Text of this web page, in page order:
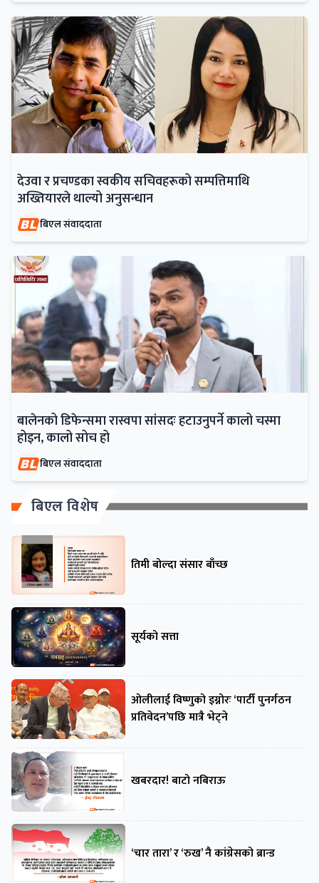
देउवा र प्रचण्डका स्वकीय सचिवहरूको सम्पत्तिमाथि
अख्तियारले थाल्यो अनुसन्धान
बिएल संवाददाता
बालेनको डिफेन्समा रास्वपा सांसदः हटाउनुपर्ने कालो चस्मा
होइन, कालो सोच हो
बिएल संवाददाता
बिएल विशेष
तिमी बोल्दा संसार बाँच्छ
सूर्यको सत्ता
ओलीलाई विष्णुको इग्नोरः ‘पार्टी पुनर्गठन
प्रतिवेदन’पछि मात्रै भेट्ने
खबरदार! बाटो नबिराऊ
‘चार तारा’ र ‘रुख’ नै कांग्रेसको ब्रान्ड